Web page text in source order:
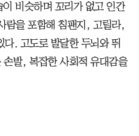
이 비슷하며 꼬리가 없고 인간
람을 포함해 침팬지, 고릴라,
. 고도로 발달한 두뇌와 뛰
발, 복잡한 사회적 유대감을